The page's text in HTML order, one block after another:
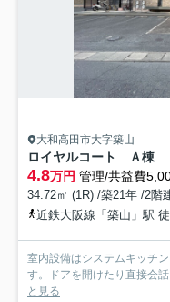
大和高田市大字築山
ロイヤルコート Ａ棟
4.8万円 管理/共益費
34.72㎡ (1R) /築21年 /2階
近鉄大阪線「築山」駅
室内設備はシステムキッチ
す。ドアを開けたり直接会
と見る